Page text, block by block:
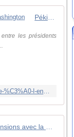
Pékin dépose plainte à l'encontre de Séoul, à la veille d'une visite de Yoon à Washington
les présidents
https://www.rfi.fr/fr/asie-pacifique/20230423-p%C3%A9kin-d%C3%A9pose-plainte-%C3%A0-l-encontre-de-s%C3%A9oul-%C3%A0-la-veille-d-une-visite-de-yoon-%C3%A0-washington
Tensions avec la Corée du Nord : le Japon met son armée en état d'alerte